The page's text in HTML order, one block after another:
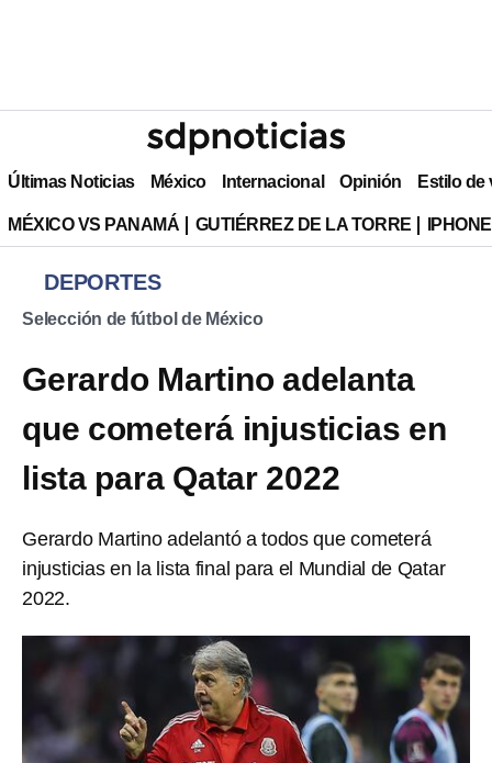
Últimas Noticias México Internacional Opinión Estilo de
MÉXICO VS PANAMÁ GUTIÉRREZ DE LA TORRE
DEPORTES
Selección de fútbol de México
Gerardo Martino adelanta
que cometerá injusticias en
lista para Qatar 2022
Gerardo Martino adelantó a todos que cometerá
injusticias en la lista final para el Mundial de Qatar
2022.